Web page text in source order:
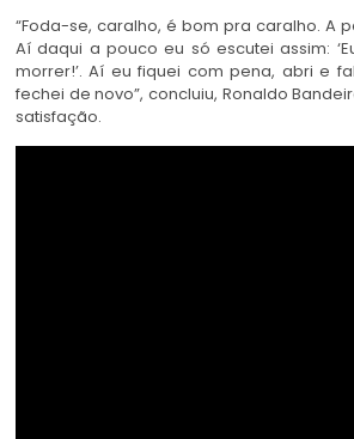
“Foda-se, caralho, é bom pra caralho. A
Aí daqui a pouco eu só escutei assim:
morrer!’. Aí eu fiquei com pena, abri e
fechei de novo”, concluiu, Ronaldo
satisfação.